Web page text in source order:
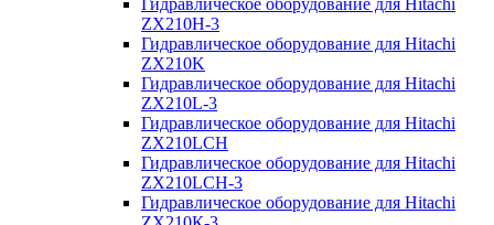
Гидравлическое оборудование для Hitachi
ZX210H-3
Гидравлическое оборудование для Hitachi
ZX210K
Гидравлическое оборудование для Hitachi
ZX210L-3
Гидравлическое оборудование для Hitachi
ZX210LCH
Гидравлическое оборудование для Hitachi
ZX210LCH-3
Гидравлическое оборудование для Hitachi